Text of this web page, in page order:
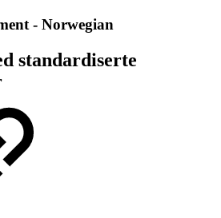
- Norwegian
standardiserte